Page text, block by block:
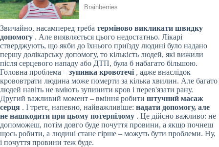
Звичайно, насамперед треба терміново викликати швидку
допомогу . Але виявляється цього недостатньо. Лікарі
стверджують, що якби до їхнього приїзду людині було надано
першу долікарську допомогу, то кількість людей, які вижили
після серцевого нападу або ДТП, була б набагато більшою.
Головна проблема – зупинка кровотечі , адже внаслідок
крововтрати людина може померти за кілька хвилин. Але багато
людей навіть не вміють зупинити кров і перев'язати рану.
Другий важливий момент – вміння робити штучний масаж
серця . І третє, напевно, найважливіше: надати допомогу, але
не нашкодити при цьому потерпілому . Це дійсно важливо: не
допоможеш, потім довго буде почуття провини, а якщо почнеш
щось робити, а людині стане гірше – можуть бути проблеми. Ну,
і почуття провини теж буде.